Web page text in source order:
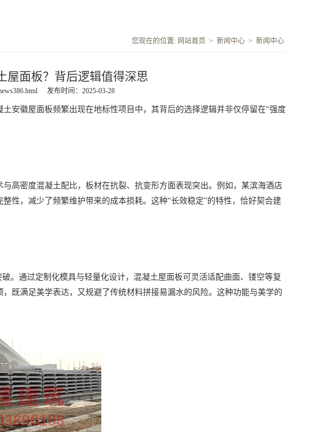
您现在的位置: 网站首页 > 新闻中心 > 新闻中心
屋面板？背后逻辑值得深思
发布时间：2025-03-28
土安徽屋面板频繁出现在地标性项目中，其背后的选择逻辑并非仅停留在“强度
高密度混凝土配比，板材在抗裂、抗变形方面表现突出。例如，某滨海酒店
性，减少了频繁维护带来的成本损耗。这种“长效稳定”的特性，恰好契合建
通过定制化模具与轻量化设计，混凝土屋面板可灵活适配曲面、镂空等复
既满足美学表达，又规避了传统材料拼接易漏水的风险。这种功能与美学的